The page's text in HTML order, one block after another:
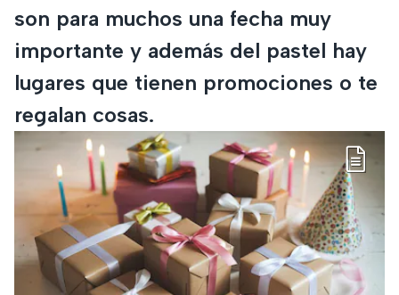
son para muchos una fecha muy
importante y además del pastel hay
lugares que tienen promociones o te
regalan cosas.